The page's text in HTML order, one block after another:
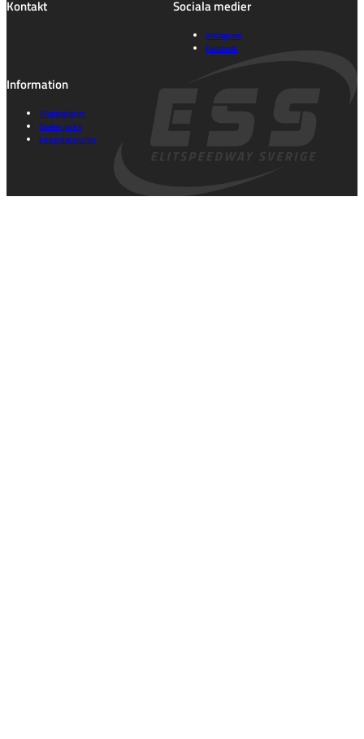
Kontakt Sociala medier
Instagram
Facebook
Information
Tillgänglighet
Cookie policy
Integritetspolicy